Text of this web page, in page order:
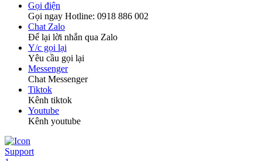
Gọi điện
Gọi ngay Hotline: 0918 886 002
Chat Zalo
Để lại lời nhắn qua Zalo
Y/c gọi lại
Yêu cầu gọi lại
Messenger
Chat Messenger
Tiktok
Kênh tiktok
Youtube
Kênh youtube